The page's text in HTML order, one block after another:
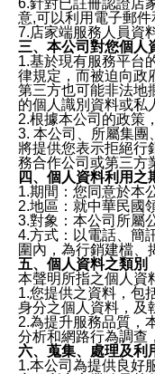
意,可以利用電子郵件
7.店家端服務人員資
三、本公司對您個人
1.基於現有服務平台
律規定，而被迫向政
第三方也可能非法地
的個人識別資料或私
2.根據本公司的政策
3. 本公司、所屬集團
將提供您表示拒絕行
務合作公司或第三方
四、個人資料利用之
1.期間：您同意於本
2.地區：就中華民國
3.對象：本公司所屬
4.方式：以電話、簡
圍內，為行銷建檔、
五、個人資料之類別
本聲明所指之個人資
1.您提供之資料，包
身分之個人資料，及
2.為提升服務品質，
分析和網路行為調查
六、蒐集、處理及利
1.本公司為提供良好